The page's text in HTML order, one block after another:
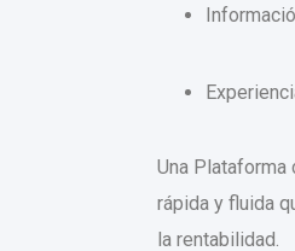
Una
rápida y fluida
la rentabilidad.